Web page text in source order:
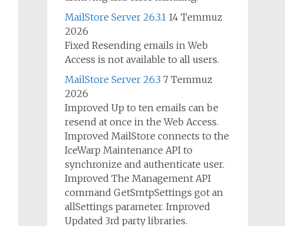
MailStore Server 26.3.1 14 Temmuz
2026
Fixed Resending emails in Web
Access is not available to all users.
MailStore Server 26.3 7 Temmuz
2026
Improved Up to ten emails can be
resend at once in the Web Access.
Improved MailStore connects to the
IceWarp Maintenance API to
synchronize and authenticate user.
Improved The Management API
command GetSmtpSettings got an
allSettings parameter. Improved
Updated 3rd party libraries.